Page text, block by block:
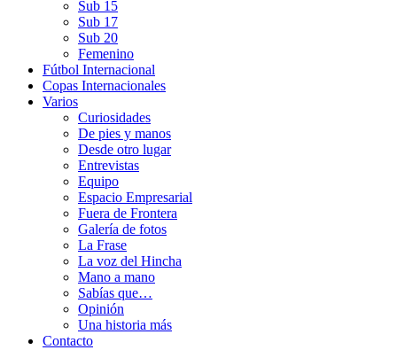
Sub 15
Sub 17
Sub 20
Femenino
Fútbol Internacional
Copas Internacionales
Varios
Curiosidades
De pies y manos
Desde otro lugar
Entrevistas
Equipo
Espacio Empresarial
Fuera de Frontera
Galería de fotos
La Frase
La voz del Hincha
Mano a mano
Sabías que…
Opinión
Una historia más
Contacto